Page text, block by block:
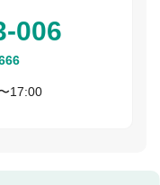
006
17:00